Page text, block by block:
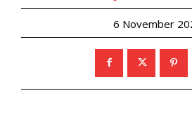
6 November